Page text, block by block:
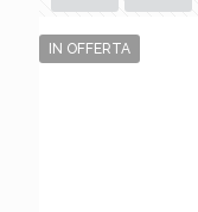
IN OFFERTA